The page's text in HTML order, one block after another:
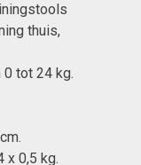
thuis,
tot 24 kg.
x 0,5 kg.